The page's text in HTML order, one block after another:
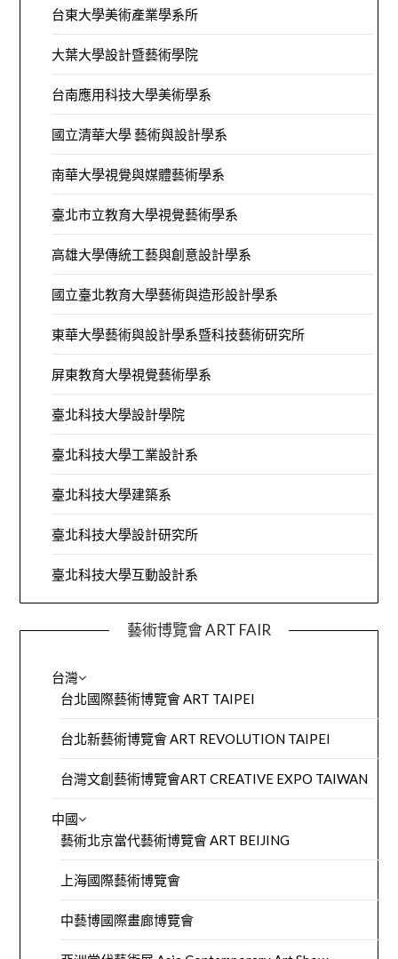
台東大學美術產業學系所
大葉大學設計暨藝術學院
台南應用科技大學美術學系
國立清華大學 藝術與設計學系
南華大學視覺與媒體藝術學系
臺北市立教育大學視覺藝術學系
高雄大學傳統工藝與創意設計學系
國立臺北教育大學藝術與造形設計學系
東華大學藝術與設計學系暨科技藝術研究所
屏東教育大學視覺藝術學系
臺北科技大學設計學院
臺北科技大學工業設計系
臺北科技大學建築系
臺北科技大學設計研究所
臺北科技大學互動設計系
藝術博覽會 ART FAIR
台灣
台北國際藝術博覽會 ART TAIPEI
台北新藝術博覽會 ART REVOLUTION TAIPEI
台灣文創藝術博覽會ART CREATIVE EXPO TAIWAN
中國
藝術北京當代藝術博覽會 ART BEIJING
上海國際藝術博覽會
中藝博國際畫廊博覽會